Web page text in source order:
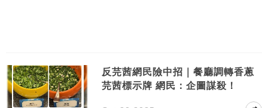
反芫茜網民險中招｜餐廳調轉香蔥
芫茜標示牌 網民：企圖謀殺！